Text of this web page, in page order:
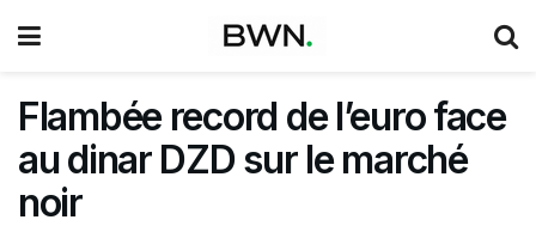
Flambée record de l’euro face
au dinar DZD sur le marché
noir